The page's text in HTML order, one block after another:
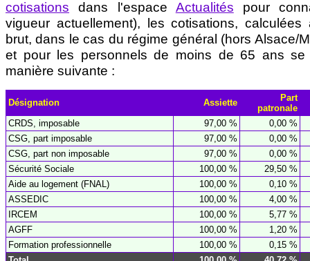
cotisations dans l'espace Actualités pour
vigueur actuellement), les cotisations,
brut, dans le cas du régime général (hors Alsace/
et pour les personnels de moins de 65 ans se
manière suivante :
Désignation Assiette
Part
patronale
CRDS, imposable
97,00 %
0,00 %
CSG, part imposable
97,00 %
0,00 %
CSG, part non imposable
97,00 %
0,00 %
Sécurité Sociale
100,00 %
29,50 %
Aide au logement (FNAL)
100,00 %
0,10 %
ASSEDIC
100,00 %
4,00 %
IRCEM
100,00 % 5,77 %
AGFF
100,00 %
1,20 %
Formation professionnelle
100,00 %
0,15 %